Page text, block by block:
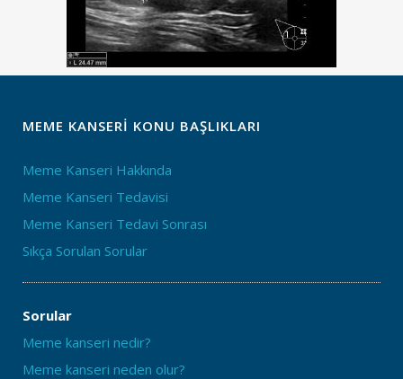
MEME KANSERI KONU BAŞLIKLARI
Meme Kanseri Hakkında
Meme Kanseri Tedavisi
Meme Kanseri Tedavi Sonrası
Sıkça Sorulan Sorular
Sorular
Meme kanseri nedir?
Meme kanseri neden olur?